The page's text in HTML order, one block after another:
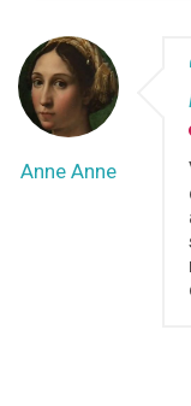
Anne Anne